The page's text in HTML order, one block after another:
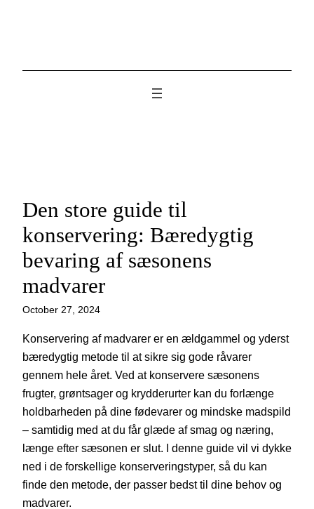
Den store guide til
konservering: Bæredygtig
bevaring af sæsonens
madvarer
October 27, 2024
Konservering af madvarer er en ældgammel og yderst
bæredygtig metode til at sikre sig gode råvarer
gennem hele året. Ved at konservere sæsonens
frugter, grøntsager og krydderurter kan du forlænge
holdbarheden på dine fødevarer og mindske madspild
– samtidig med at du får glæde af smag og næring,
længe efter sæsonen er slut. I denne guide vil vi dykke
ned i de forskellige konserveringstyper, så du kan
finde den metode, der passer bedst til dine behov og
madvarer.